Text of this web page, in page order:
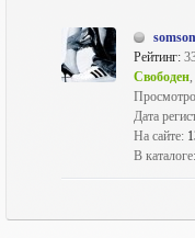
Рейтинг:
Свободен,
Дата
На сайте:
В каталоге: